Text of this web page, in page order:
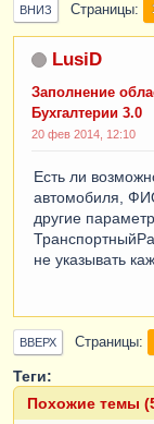
ВНИЗ Страницы
LusiD
Заполнение
Бухгалтерии 3.0
20 фев 2014, 12:10
Есть ли
автомобиля,
другие
не указывать
ВВЕРХ Страницы
Теги:
Похожие темы